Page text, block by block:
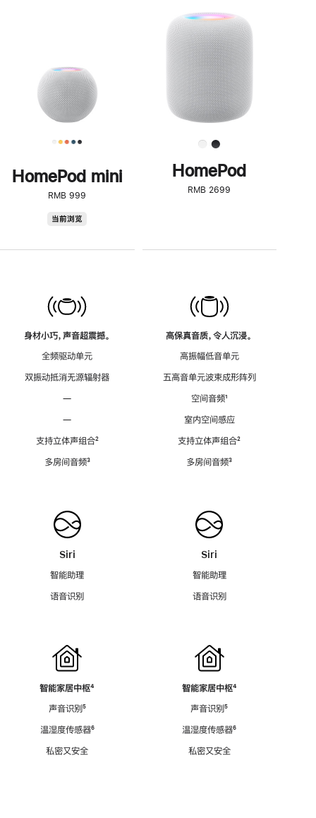
HomePod mini
RMB 999
当前浏览
身材小巧，声音超震撼。
全频驱动单元
双振动抵消无源辐射器
—
—
支持立体声组合脚
²
多房间音频脚
³
Siri
智能助理
语音识别
智能家居中枢脚
⁴
声音识别脚
⁵
温湿度传感器脚
⁶
私密又安全
步
了
解
HomePod<
HomePod
RMB 2699
高保真音质，令人沉浸。
高振幅低音单元
五高音单元波束成形阵列
空间音频脚
¹
室内空间感应
支持立体声组合脚
²
多房间音频脚
³
Siri
智能助理
语音识别
智能家居中枢脚
⁴
声音识别脚
⁵
温湿度传感器脚
⁶
私密又安全